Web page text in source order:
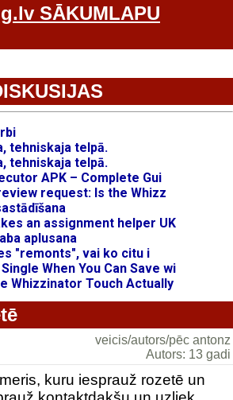
SĀKUMLAPU
veicis/autors/pēc antonz
Autors: 13 gadi
kuru iesprauž rozetē un